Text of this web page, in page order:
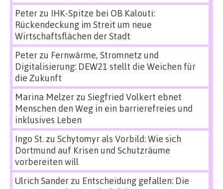
Peterzu IHK-Spitze bei OB Kalouti:
Rückendeckung im Streit um neue
Wirtschaftsflächen der Stadt
Peterzu Fernwärme, Stromnetz und
Digitalisierung: DEW21 stellt die Weichen für
die Zukunft
Marina Melzerzu Siegfried Volkert ebnet
Menschen den Weg in ein barrierefreies und
inklusives Leben
Ingo St.zu Schytomyr als Vorbild: Wie sich
Dortmund auf Krisen und Schutzräume
vorbereiten will
Ulrich Sanderzu Entscheidung gefallen: Die